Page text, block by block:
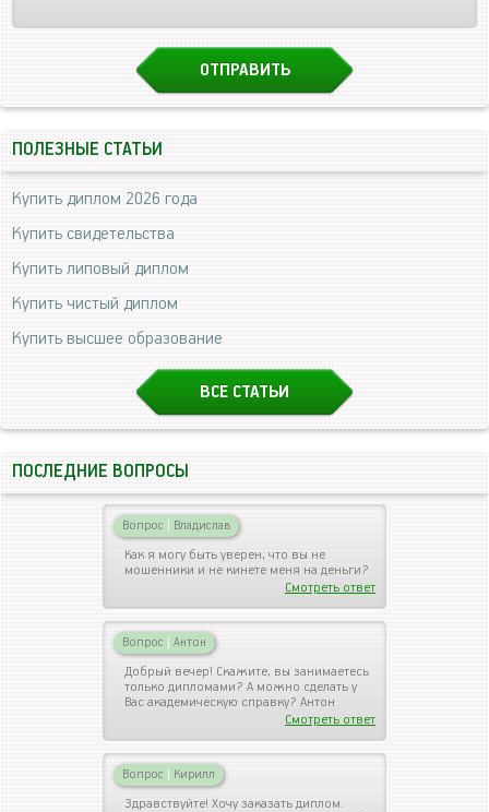
ПОЛЕЗНЫЕ СТАТЬИ
Купить диплом 2026 года
Купить свидетельства
Купить липовый диплом
Купить чистый диплом
Купить высшее образование
ВСЕ СТАТЬИ
ПОСЛЕДНИЕ ВОПРОСЫ
Вопрос | Владислав
Как я могу быть уверен, что вы не
мошенники и не кинете меня на деньги?
Смотреть ответ
Вопрос | Антон
Добрый вечер! Скажите, вы занимаетесь
только дипломами? А можно сделать у
Вас академическую справку? Антон
Смотреть ответ
Вопрос | Кирилл
Здравствуйте! Хочу заказать диплом.